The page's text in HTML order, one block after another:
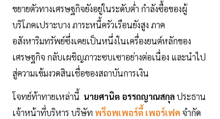
ขยายตัวทางเศรษฐกิจยังอยู่ในระดับต่ำ กำลังซื้อของผู้
บริโภคเปราะบาง ภาระหนี้ครัวเรือนยังสูง ภาค
อสังหาริมทรัพย์ซึ่งเคยเป็นหนึ่งในเครื่องยนต์หลักของ
เศรษฐกิจ กลับเผชิญภาวะซบเซาอย่างต่อเนื่อง และนำไป
สู่ความเข้มงวดสินเชื่อของสถาบันการเงิน
โจทย์ท้าทายเหล่านี้ นายศานิต อรรถญาณสกุล ประธาน
เจ้าหน้าที่บริหาร บริษัท พร็อพเพอร์ตี้ เพอร์เฟค จำกัด